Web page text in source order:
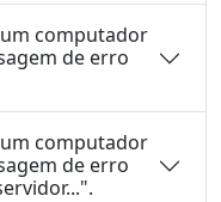
computador
de erro
computador
de erro